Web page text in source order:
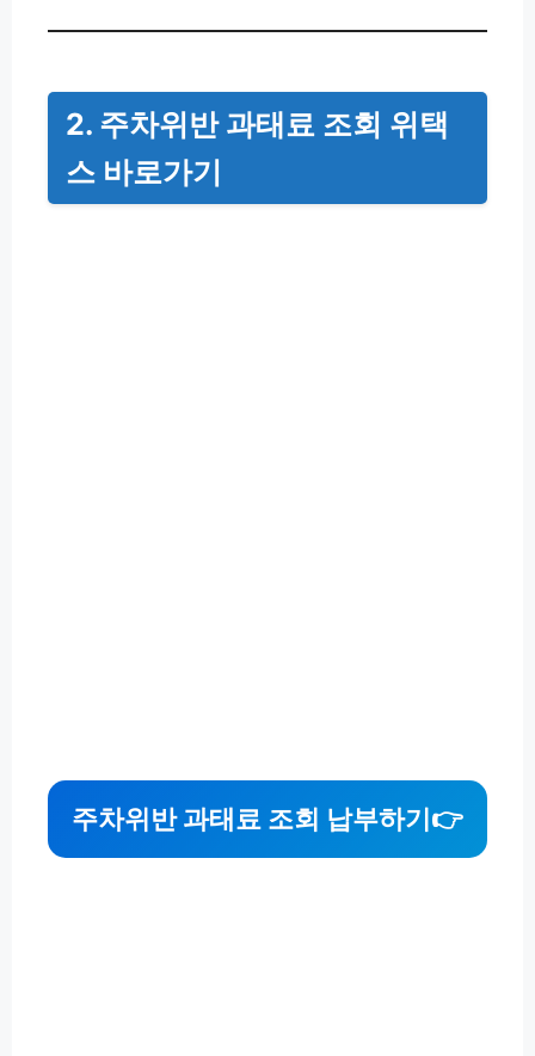
2. 주차위반 과태료 조회 위택
스 바로가기
주차위반 과태료 조회 납부하기 👉